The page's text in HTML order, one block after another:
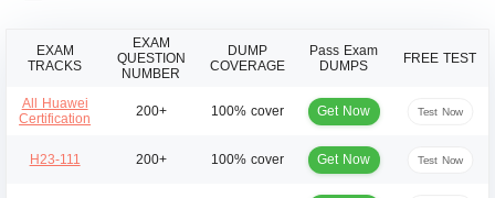
EXAM
TRACKS
EXAM
QUESTION
NUMBER
DUMP
COVERAGE
Pass Exam
DUMPS
FREE TEST
All Huawei
Certification
200+ 100% cover Get Now Test Now
H23-111 200+ 100% cover Get Now Test Now